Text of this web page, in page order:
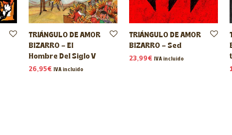
TRIÁNGULO DE AMOR
BIZARRO – El
Hombre Del Siglo V
26,95€ IVA incluido
TRIÁNGULO DE AMOR
BIZARRO – Sed
23,99€ IVA incluido